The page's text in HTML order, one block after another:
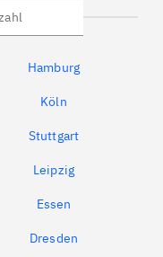
Hamburg
Köln
Stuttgart
Leipzig
Essen
Dresden